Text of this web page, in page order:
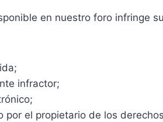
en nuestro foro infringe
infractor;
el propietario de los